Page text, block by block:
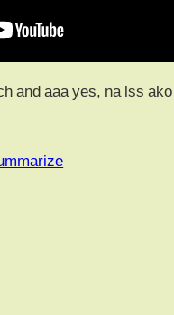
and aaa yes, na lss